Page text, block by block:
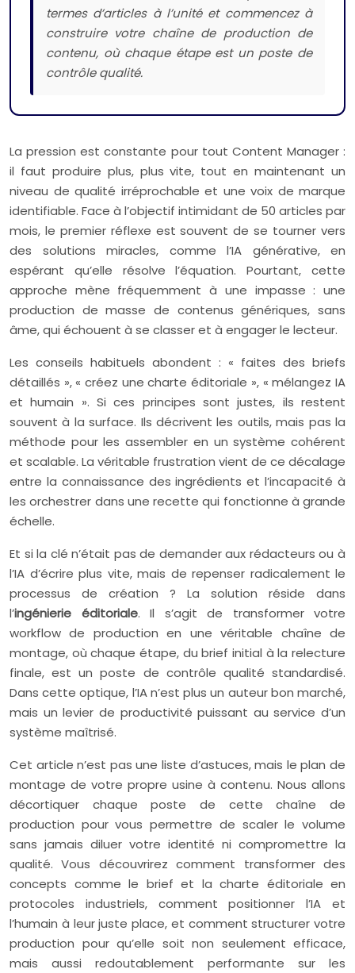
termes d’articles à l’unité et commencez à
construire votre chaîne de production de
contenu, où chaque étape est un poste de
contrôle qualité.
La pression est constante pour tout Content Manager :
il faut produire plus, plus vite, tout en maintenant un
niveau de qualité irréprochable et une voix de marque
identifiable. Face à l’objectif intimidant de 50 articles par
mois, le premier réflexe est souvent de se tourner vers
des solutions miracles, comme l’IA générative, en
espérant qu’elle résolve l’équation. Pourtant, cette
approche mène fréquemment à une impasse : une
production de masse de contenus génériques, sans
âme, qui échouent à se classer et à engager le lecteur.
Les conseils habituels abondent : « faites des briefs
détaillés », « créez une charte éditoriale », « mélangez IA
et humain ». Si ces principes sont justes, ils restent
souvent à la surface. Ils décrivent les outils, mais pas la
méthode pour les assembler en un système cohérent
et scalable. La véritable frustration vient de ce décalage
entre la connaissance des ingrédients et l’incapacité à
les orchestrer dans une recette qui fonctionne à grande
échelle.
Et si la clé n’était pas de demander aux rédacteurs ou à
l’IA d’écrire plus vite, mais de repenser radicalement le
processus de création ? La solution réside dans
l’ingénierie éditoriale. Il s’agit de transformer votre
workflow de production en une véritable chaîne de
montage, où chaque étape, du brief initial à la relecture
finale, est un poste de contrôle qualité standardisé.
Dans cette optique, l’IA n’est plus un auteur bon marché,
mais un levier de productivité puissant au service d’un
système maîtrisé.
Cet article n’est pas une liste d’astuces, mais le plan de
montage de votre propre usine à contenu. Nous allons
décortiquer chaque poste de cette chaîne de
production pour vous permettre de scaler le volume
sans jamais diluer votre identité ni compromettre la
qualité. Vous découvrirez comment transformer des
concepts comme le brief et la charte éditoriale en
protocoles industriels, comment positionner l’IA et
l’humain à leur juste place, et comment structurer votre
production pour qu’elle soit non seulement efficace,
mais aussi redoutablement performante sur les